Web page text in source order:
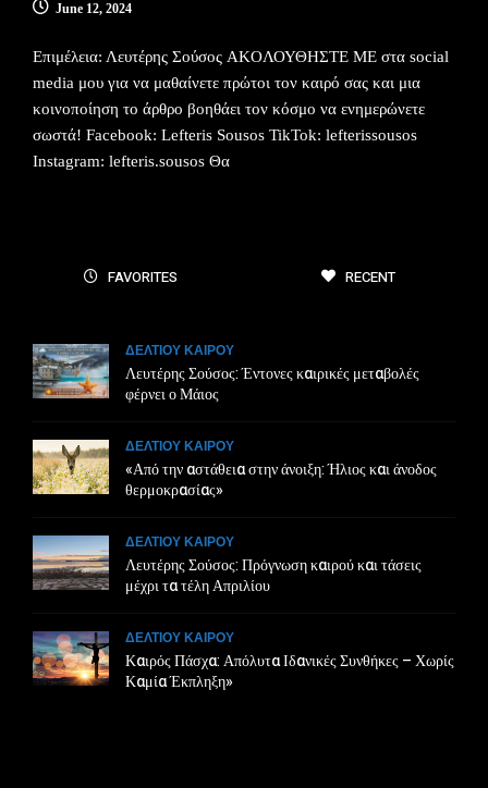
June 12, 2024
Επιμέλεια: Λευτέρης Σούσος AKOΛΟΥΘΗΣΤΕ ΜΕ στα social
media μου για να μαθαίνετε πρώτοι τον καιρό σας και μια
κοινοποίηση το άρθρο βοηθάει τον κόσμο να ενημερώνετε
σωστά! Facebook: Lefteris Sousos TikTok: lefterissousos
Instagram: lefteris.sousos Θα
FAVORITES RECENT
ΔΕΛΤΙΟΥ ΚΑΙΡΟΥ
Λευτέρης Σούσος: Έντονες καιρικές μεταβολές
φέρνει ο Μάιος
ΔΕΛΤΙΟΥ ΚΑΙΡΟΥ
«Από την αστάθεια στην άνοιξη: Ήλιος και άνοδος
θερμοκρασίας»
ΔΕΛΤΙΟΥ ΚΑΙΡΟΥ
Λευτέρης Σούσος: Πρόγνωση καιρού και τάσεις
μέχρι τα τέλη Απριλίου
ΔΕΛΤΙΟΥ ΚΑΙΡΟΥ
Καιρός Πάσχα: Απόλυτα Ιδανικές Συνθήκες – Χωρίς
Καμία Έκπληξη»